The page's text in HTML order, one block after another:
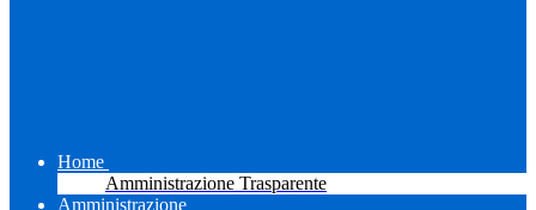
Home
Amministrazione Trasparente
Amministrazione